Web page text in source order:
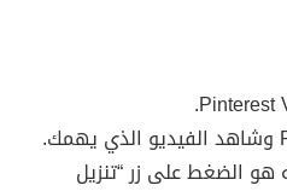
الضغط على زر “تنزيل